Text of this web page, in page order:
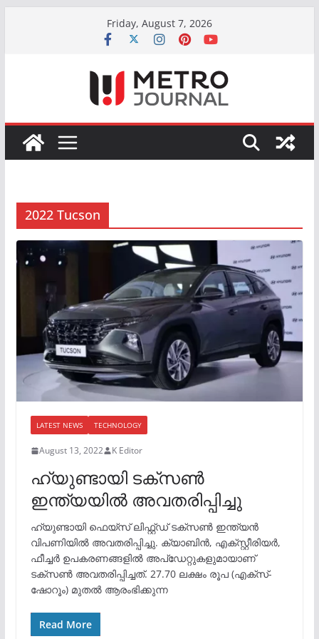
Friday, August 7, 2026
2022 Tucson
LATEST NEWS TECHNOLOGY
August 13, 2022 K Editor
ഹ്യുണ്ടായി ടക്സൺ
ഇന്ത്യയിൽ അവതരിപ്പിച്ചു
ഹ്യുണ്ടായി ഫെയ്സ് ലിഫ്റ്റ്ഡ് ടക്സൺ ഇന്ത്യൻ
വിപണിയിൽ അവതരിപ്പിച്ചു. ക്യാബിൻ, എക്സ്റ്റീരിയർ,
ഫീച്ചർ ഉപകരണങ്ങളിൽ അപ്ഡേറ്റുകളുമായാണ്
ടക്സൺ അവതരിപ്പിച്ചത്. 27.70 ലക്ഷം രൂപ (എക്സ്-
ഷോറൂം) മുതൽ ആരംഭിക്കുന്ന
Read More